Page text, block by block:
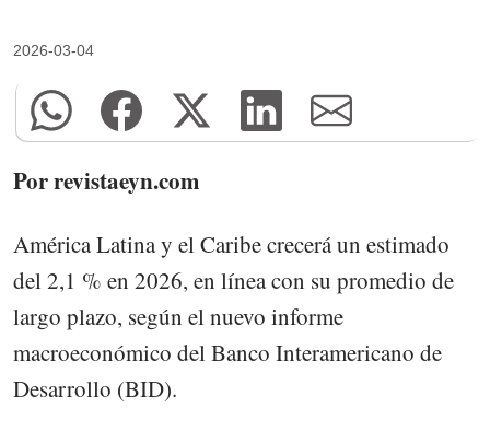
2026-03-04
Por revistaeyn.com
América Latina y el Caribe crecerá un estimado
del 2,1 % en 2026, en línea con su promedio de
largo plazo, según el nuevo informe
macroeconómico del Banco Interamericano de
Desarrollo (BID).